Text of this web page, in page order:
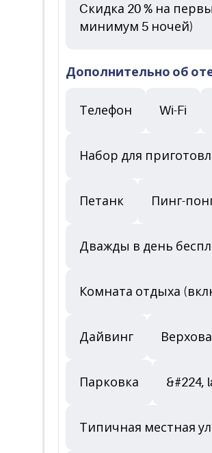
Cкидка 20 % на
минимум 5 ночей)
Дополнительно об
Телефон Wi-Fi
Набор для
Петанк Пинг-
Дважды в день
Комната отдыха
Дайвинг
Парковка &#224,
Типичная местная